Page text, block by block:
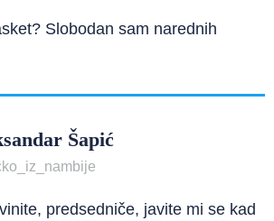
Slobodan sam narednih
Šapić
predsedniče, javite mi se kad